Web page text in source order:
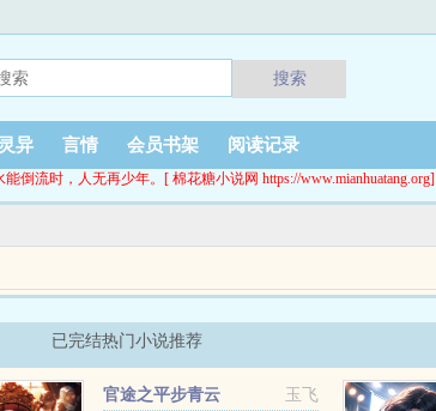
搜索
灵异 言情 会员书架 阅读记录
倒流时，人无再少年。[ 棉花糖小说网 https://www.mianhuatang.org]
已完结热门小说推荐
玉飞
官途之平步青云